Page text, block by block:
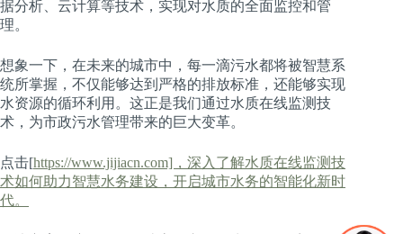
据分析、云计算等技术，实现对水质的全面监控和管
理。
想象一下，在未来的城市中，每一滴污水都将被智慧系
统所掌握，不仅能够达到严格的排放标准，还能够实现
水资源的循环利用。这正是我们通过水质在线监测技
术，为市政污水管理带来的巨大变革。
点击[https://www.jijiacn.com]，深入了解水质在线监测技
术如何助力智慧水务建设，开启城市水务的智能化新时
代。